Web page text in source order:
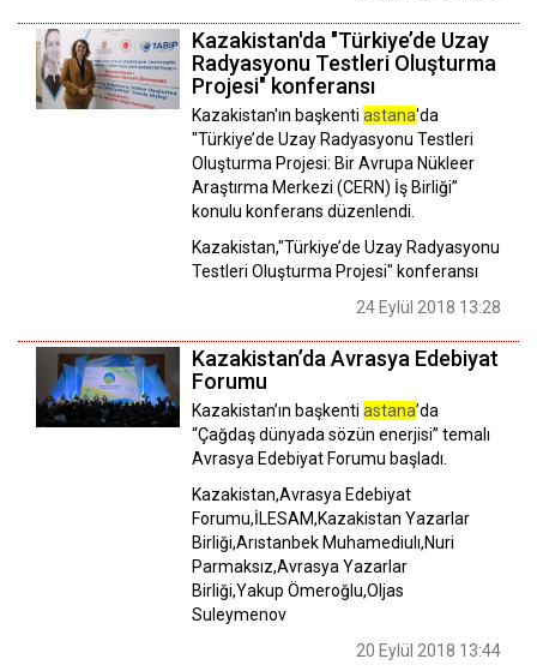
Kazakistan'da "Türkiye’de Uzay
Radyasyonu Testleri Oluşturma
Projesi" konferansı
Kazakistan'ın başkenti astana'da
"Türkiye’de Uzay Radyasyonu Testleri
Oluşturma Projesi: Bir Avrupa Nükleer
Araştırma Merkezi (CERN) İş Birliği”
konulu konferans düzenlendi.
Kazakistan,"Türkiye’de Uzay Radyasyonu
Testleri Oluşturma Projesi" konferansı
24 Eylül 2018 13:28
Kazakistan’da Avrasya Edebiyat
Forumu
Kazakistan’ın başkenti astana’da
“Çağdaş dünyada sözün enerjisi” temalı
Avrasya Edebiyat Forumu başladı.
Kazakistan,Avrasya Edebiyat
Forumu,İLESAM,Kazakistan Yazarlar
Birliği,Arıstanbek Muhamediulı,Nuri
Parmaksız,Avrasya Yazarlar
Birliği,Yakup Ömeroğlu,Oljas
Suleymenov
20 Eylül 2018 13:44